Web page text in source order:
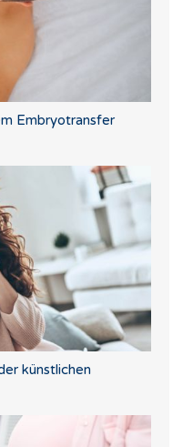
Embryotransfer
künstlichen